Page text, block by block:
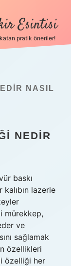
Esintisi
pratik öneriler!
NASIL
NEDIR
baskı
lazerle
mürekkep,
ve
sağlamak
özellikleri
özelliği her